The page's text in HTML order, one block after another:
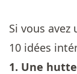
Si vous
10 idées
1. Une h